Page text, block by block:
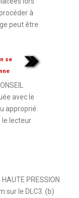
à
peut être
se
avec le
approprié.
le lecteur
PRESSION
sur le DLC3. (b)